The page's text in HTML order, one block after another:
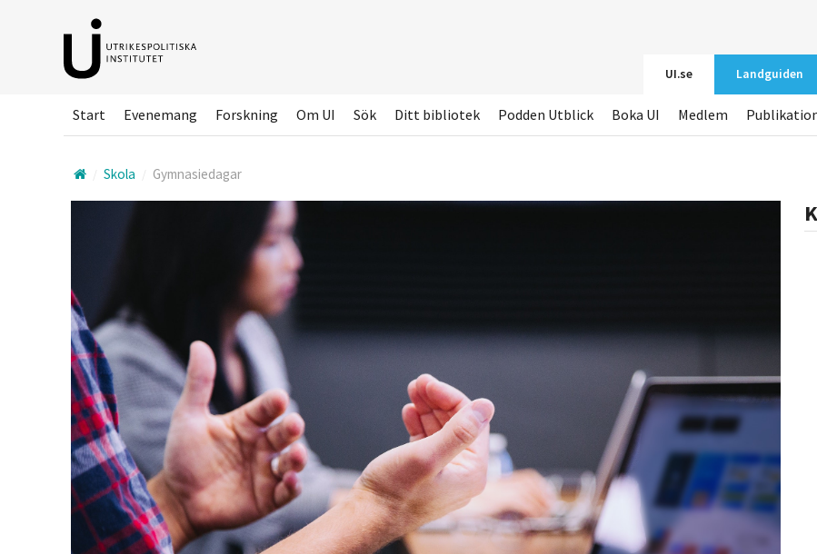
UI.se Landguiden
Start Evenemang Forskning Om UI Sök Ditt bibliotek Podden Utblick Boka UI Medlem
Skola Gymnasiedagar